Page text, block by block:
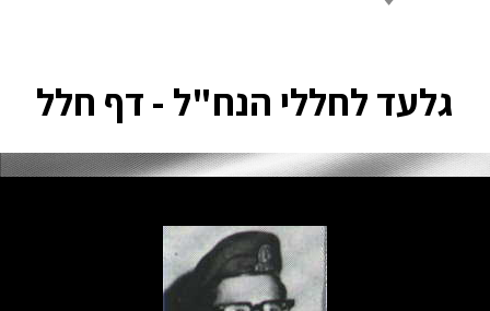
גלעד לחללי הנח"ל - דף חלל